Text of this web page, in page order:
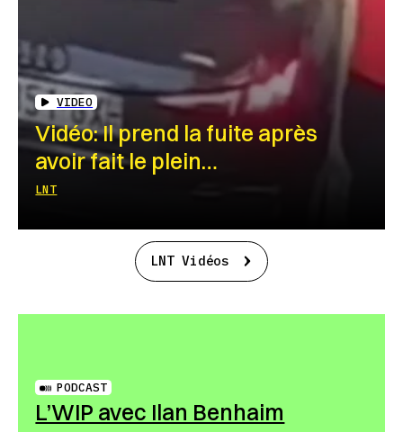
VIDEO
Vidéo: Il prend la fuite après
avoir fait le plein…
LNT
LNT Vidéos
PODCAST
L’WIP avec Ilan Benhaim